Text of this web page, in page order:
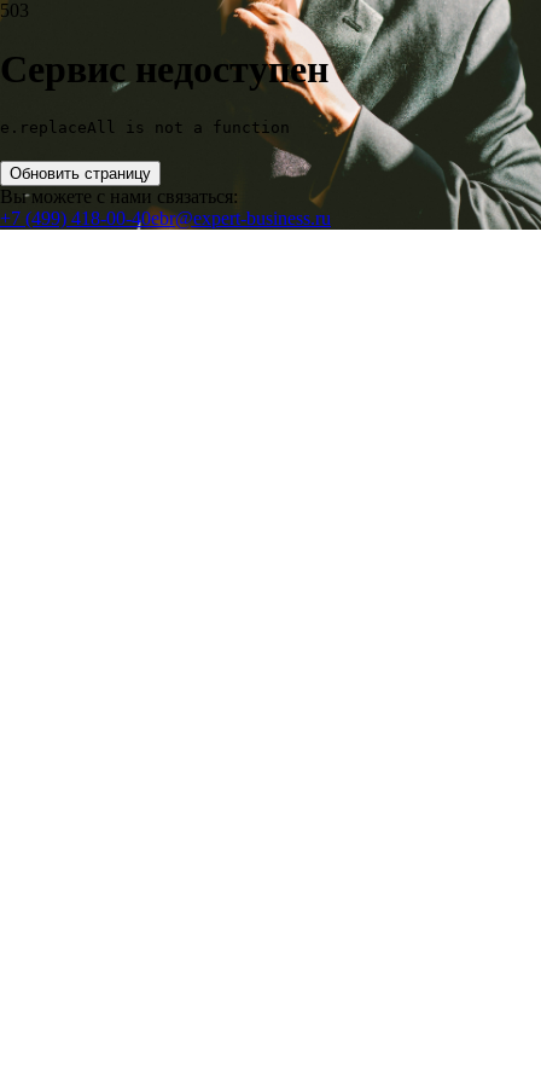
503
Сервис недоступен
e.replaceAll is not a function
Обновить страницу
Вы можете с нами связаться:
+7 (499) 418-00-40ebr@expert-business.ru